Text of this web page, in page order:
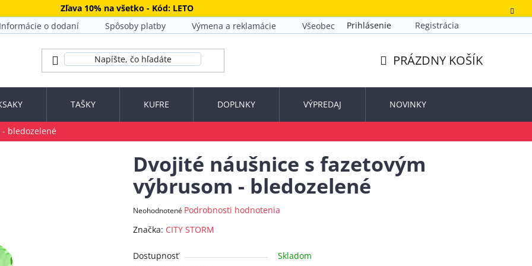
Zľava 10% na všetko - Kód: LETO
Informácie o dodaní Spôsoby platby Výmena a reklamácie Všeobecné obchodné podmienky
Prihlásenie Registrácia
KOŠÍK
PRÁZDNY KOŠÍK
TAŠKY KUFRE DOPLNKY VÝPREDAJ NOVINKY
bledozelené
Dvojité náušnice s fazetovým
výbrusom - bledozelené
Priemerné
produktu
Neohodnotené Podrobnosti hodnotenia
Značka: CITY STORM
Dostupnosť
Skladom